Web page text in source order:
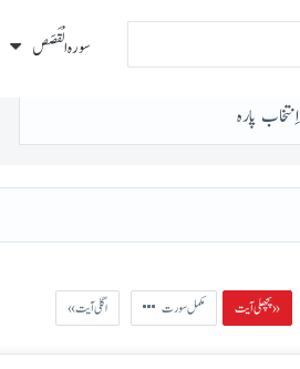
سورہ الْقَصَص
اِنتخاب پارہ
پچھلی آیت » مکمل سورت « اگلی آیت